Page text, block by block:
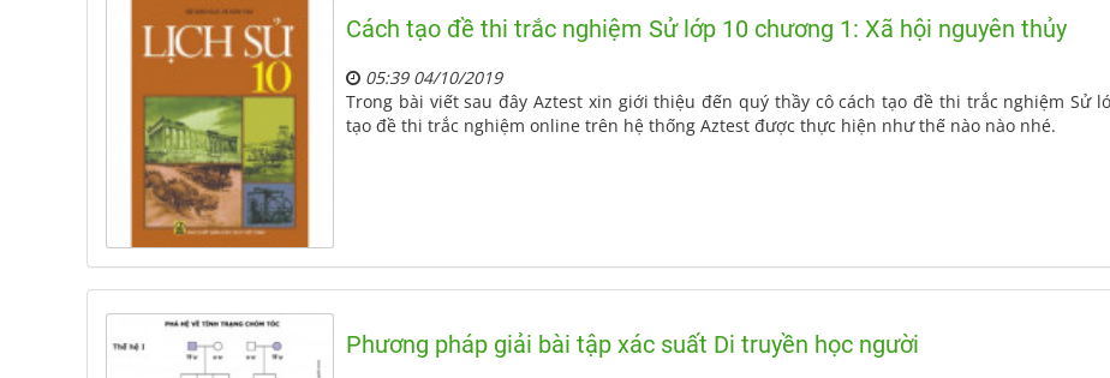
Cách tạo đề thi trắc nghiệm Sử lớp 10 chương 1: Xã hội nguyên thủy
05:39 04/10/2019
Trong bài viết sau đây Aztest xin giới thiệu đến quý thầy cô cách tạo đề thi trắc nghiệm Sử
tạo đề thi trắc nghiệm online trên hệ thống Aztest được thực hiện như thế nào nào nhé.
Phương pháp giải bài tập xác suất Di truyền học người